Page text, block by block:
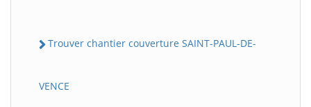
Trouver chantier couverture SAINT-PAUL-DE-
VENCE